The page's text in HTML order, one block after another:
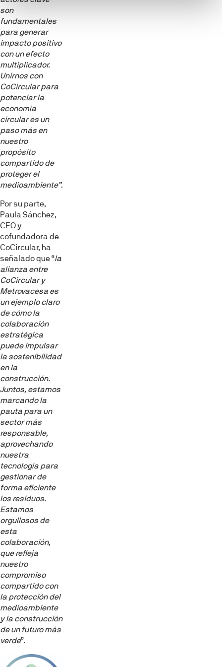
son
fundamentales
para generar
impacto positivo
con un efecto
multiplicador.
Unirnos con
CoCircular para
potenciar la
economía
circular es un
paso más en
nuestro
propósito
compartido de
proteger el
medioambiente”.
Por su parte,
Paula Sánchez,
CEO y
cofundadora de
CoCircular, ha
señalado que “la
alianza entre
CoCircular y
Metrovacesa es
un ejemplo claro
de cómo la
colaboración
estratégica
puede impulsar
la sostenibilidad
en la
construcción.
Juntos, estamos
marcando la
pauta para un
sector más
responsable,
aprovechando
nuestra
tecnología para
gestionar de
forma eficiente
los residuos.
Estamos
orgullosos de
esta
colaboración,
que refleja
nuestro
compromiso
compartido con
la protección del
medioambiente
y la construcción
de un futuro más
verde”.